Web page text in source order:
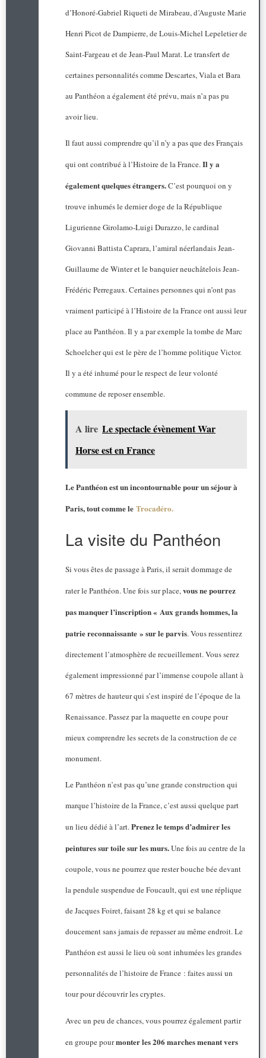
d’Honoré-Gabriel Riqueti de Mirabeau, d’Auguste Marie
Henri Picot de Dampierre, de Louis-Michel Lepeletier de
Saint-Fargeau et de Jean-Paul Marat. Le transfert de
certaines personnalités comme Descartes, Viala et Bara
au Panthéon a également été prévu, mais n’a pas pu
avoir lieu.
Il faut aussi comprendre qu’il n’y a pas que des Français
qui ont contribué à l’Histoire de la France.Il y a
également quelques étrangers.C’est pourquoi on y
trouve inhumés le dernier doge de la République
Ligurienne Girolamo-Luigi Durazzo, le cardinal
Giovanni Battista Caprara, l’amiral néerlandais Jean-
Guillaume de Winter et le banquier neuchâtelois Jean-
Frédéric Perregaux. Certaines personnes qui n’ont pas
vraiment participé à l’Histoire de la France ont aussi leur
place au Panthéon. Il y a par exemple la tombe de Marc
Schoelcher qui est le père de l’homme politique Victor.
Il y a été inhumé pour le respect de leur volonté
commune de reposer ensemble.
A lire Le spectacle évènement War
Horse est en France
Le Panthéon est un incontournable pour un séjour à
Paris, tout comme le Trocadéro.
La visite du Panthéon
Si vous êtes de passage à Paris, il serait dommage de
rater le Panthéon. Une fois sur place,vous ne pourrez
pas manquer l’inscription « Aux grands hommes, la
patrie reconnaissante » sur le parvis. Vous ressentirez
directement l’atmosphère de recueillement. Vous serez
également impressionné par l’immense coupole allant à
67 mètres de hauteur qui s’est inspiré de l’époque de la
Renaissance. Passez par la maquette en coupe pour
mieux comprendre les secrets de la construction de ce
monument.
Le Panthéon n’est pas qu’une grande construction qui
marque l’histoire de la France, c’est aussi quelque part
un lieu dédié à l’art.Prenez le temps d’admirer les
peintures sur toile sur les murs.Une fois au centre de la
coupole, vous ne pourrez que rester bouche bée devant
la pendule suspendue de Foucault, qui est une réplique
de Jacques Foiret, faisant 28 kg et qui se balance
doucement sans jamais de repasser au même endroit. Le
Panthéon est aussi le lieu où sont inhumées les grandes
personnalités de l’histoire de France : faites aussi un
tour pour découvrir les cryptes.
Avec un peu de chances, vous pourrez également partir
en groupe pourmonter les 206 marches menant vers